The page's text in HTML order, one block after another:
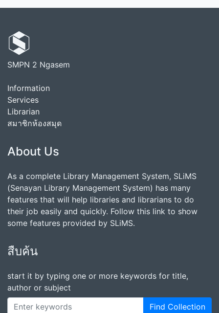
SMPN 2 Ngasem
Information
Services
Librarian
สมาชิกห้องสมุด
About Us
As a complete Library Management System, SLiMS
(Senayan Library Management System) has many
features that will help libraries and librarians to do
their job easily and quickly. Follow this link to show
some features provided by SLiMS.
สืบค้น
start it by typing one or more keywords for title,
author or subject
Find Collection